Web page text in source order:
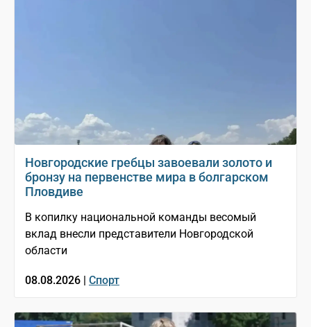
Новгородские гребцы завоевали золото и
бронзу на первенстве мира в болгарском
Пловдиве
В копилку национальной команды весомый
вклад внесли представители Новгородской
области
08.08.2026 | Спорт